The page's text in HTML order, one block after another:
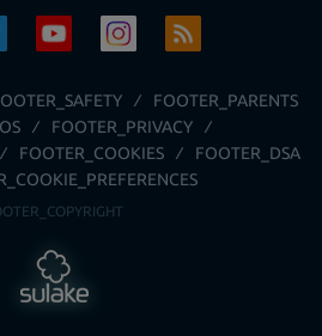
FOOTER_PARENTS
FOOTER_PRIVACY
FOOTER_COOKIES
FOOTER_DSA